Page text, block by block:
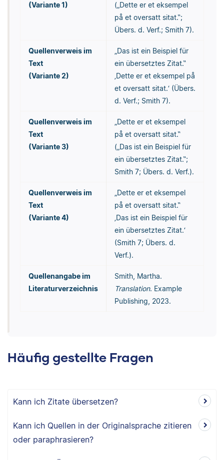
(Variante 1)
(„Dette er et eksempel
på et oversatt sitat.‟;
Übers. d. Verf.; Smith 7).
Quellenverweis im
Text
(Variante 2)
„Das ist ein Beispiel für
ein übersetztes Zitat.‟
‚Dette er et eksempel på
et oversatt sitat.‘ (Übers.
d. Verf.; Smith 7).
Quellenverweis im
Text
(Variante 3)
„Dette er et eksempel
på et oversatt sitat.‟
(„Das ist ein Beispiel für
ein übersetztes Zitat.‟;
Smith 7; Übers. d. Verf.).
Quellenverweis im
Text
(Variante 4)
„Dette er et eksempel
på et oversatt sitat.‟
‚Das ist ein Beispiel für
ein übersetztes Zitat.‘
(Smith 7; Übers. d.
Verf.).
Quellenangabe im
Literaturverzeichnis
Smith, Martha.
Translation. Example
Publishing, 2023.
Häufig gestellte Fragen
Kann ich Zitate übersetzen?
Kann ich Quellen in der Originalsprache zitieren
oder paraphrasieren?